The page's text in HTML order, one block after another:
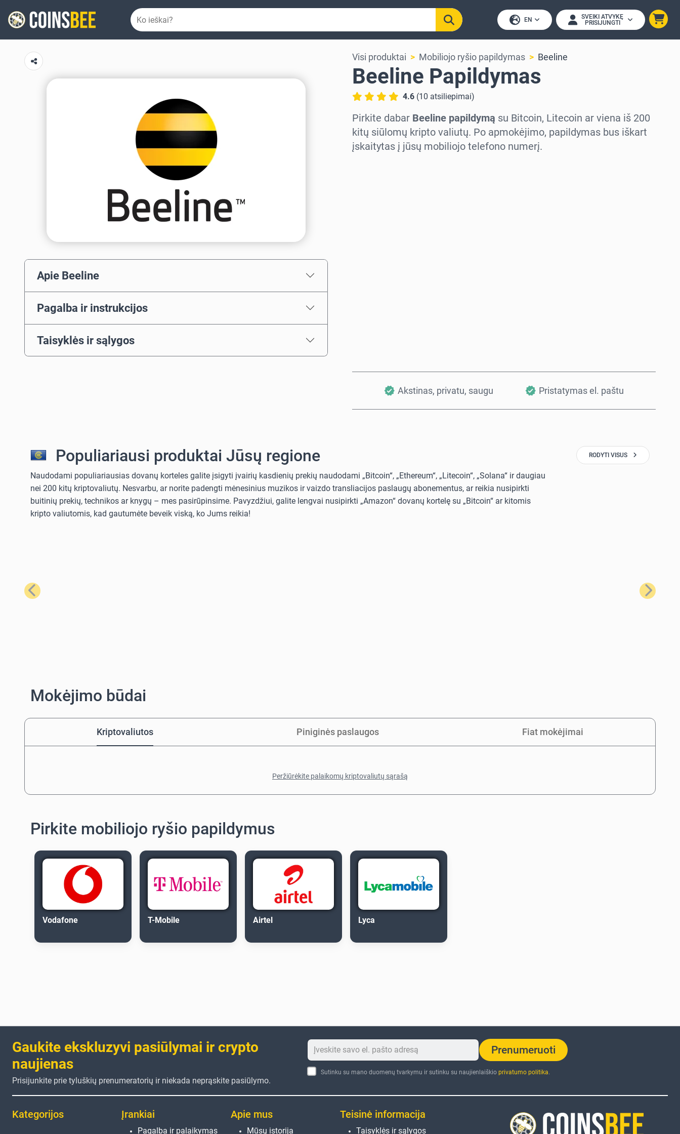
EN
SVEIKI ATVYKĘ
PRISIJUNGTI
Apie Beeline
Pagalba ir instrukcijos
Taisyklės ir sąlygos
Visi produktai Mobiliojo ryšio papildymas Beeline
Beeline Papildymas
4.6 (10 atsiliepimai)
Pirkite dabar Beeline papildymą su Bitcoin, Litecoin ar viena iš 200
kitų siūlomų kripto valiutų. Po apmokėjimo, papildymas bus iškart
įskaitytas į jūsų mobiliojo telefono numerį.
Akstinas, privatu, saugu Pristatymas el. paštu
Populiariausi produktai Jūsų regione
Naudodami populiariausias dovanų korteles galite įsigyti įvairių kasdienių prekių naudodami „Bitcoin“, „Ethereum“, „Litecoin“, „Solana“ ir daugiau
nei 200 kitų kriptovaliutų. Nesvarbu, ar norite padengti mėnesinius muzikos ir vaizdo transliacijos paslaugų abonementus, ar reikia nusipirkti
buitinių prekių, technikos ar knygų – mes pasirūpinsime. Pavyzdžiui, galite lengvai nusipirkti „Amazon“ dovanų kortelę su „Bitcoin“ ar kitomis
kripto valiutomis, kad gautumėte beveik viską, ko Jums reikia!
RODYTI VISUS
Ankstesnis Kitas
Mokėjimo būdai
Kriptovaliutos Piniginės paslaugos Fiat mokėjimai
Peržiūrėkite palaikomų kriptovaliutų sąrašą
Pirkite mobiliojo ryšio papildymus
Vodafone T-Mobile Airtel Lyca
Gaukite ekskluzyvi pasiūlymai ir crypto
naujienas
Prisijunkite prie tyluškių prenumeratorių ir niekada neprąskite pasiūlymo.
Prenumeruoti
Sutinku su mano duomenų tvarkymu ir sutinku su naujienlaiškio privatumo politika.
Kategorijos Įrankiai
Pagalba ir palaikymas
Apie mus
Mūsų istorija
Teisinė informacija
Taisyklės ir sąlygos